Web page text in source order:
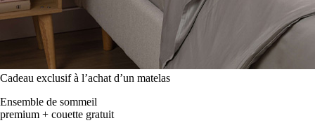
Cadeau exclusif à l’achat d’un matelas
Ensemble de sommeil
premium + couette gratuit